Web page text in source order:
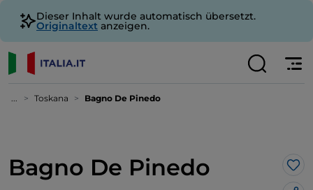
Dieser Inhalt wurde automatisch übersetzt.
Originaltext anzeigen.
... Toskana Bagno De Pinedo
Bagno De Pinedo